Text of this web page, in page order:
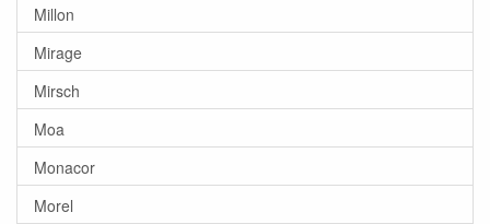
Millon
Mirage
Mirsch
Moa
Monacor
Morel